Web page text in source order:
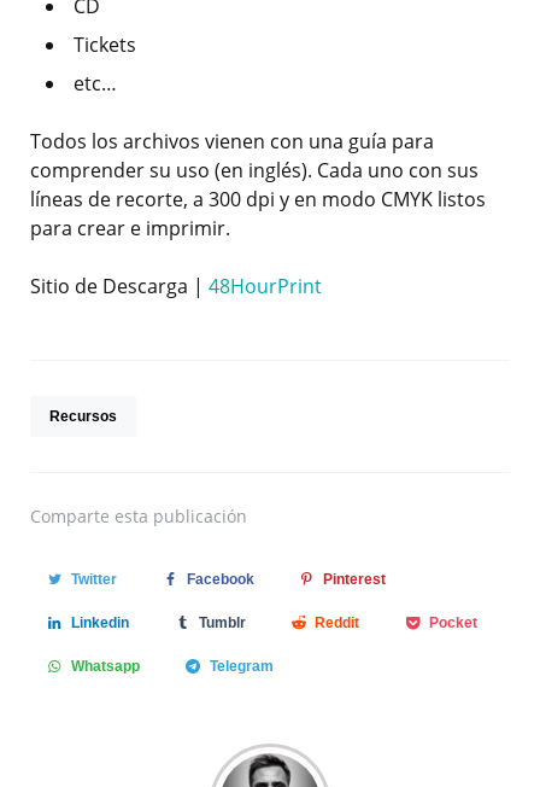
CD
Tickets
etc…
Todos los archivos vienen con una guía para
comprender su uso (en inglés). Cada uno con sus
líneas de recorte, a 300 dpi y en modo CMYK listos
para crear e imprimir.
Sitio de Descarga | 48HourPrint
Recursos
Comparte esta publicación
Twitter Facebook Pinterest
Linkedin Tumblr Reddit Pocket
Whatsapp Telegram